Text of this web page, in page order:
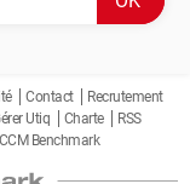
Contact
Recrutement
Utiq Charte
RSS
Benchmark